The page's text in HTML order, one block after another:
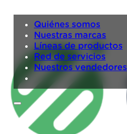
Quiénes somos
Nuestras marcas
Líneas de productos
Red de servicios
Nuestros vendedores